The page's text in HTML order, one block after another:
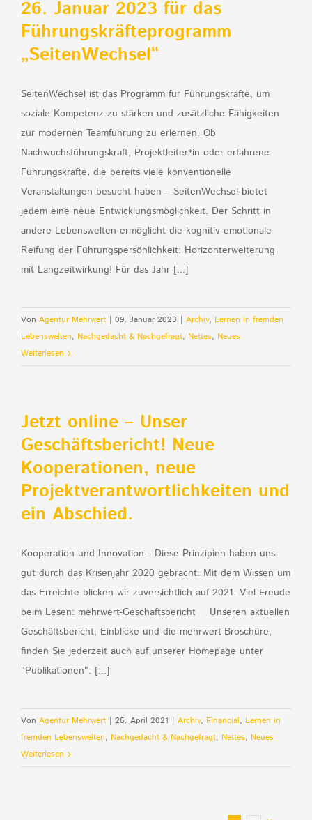
26. Januar 2023 für das
Führungskräfteprogramm
„SeitenWechsel“
SeitenWechsel ist das Programm für Führungskräfte, um
soziale Kompetenz zu stärken und zusätzliche Fähigkeiten
zur modernen Teamführung zu erlernen. Ob
Nachwuchsführungskraft, Projektleiter*in oder erfahrene
Führungskräfte, die bereits viele konventionelle
Veranstaltungen besucht haben – SeitenWechsel bietet
jedem eine neue Entwicklungsmöglichkeit. Der Schritt in
andere Lebenswelten ermöglicht die kognitiv-emotionale
Reifung der Führungspersönlichkeit: Horizonterweiterung
mit Langzeitwirkung! Für das Jahr [...]
Von Agentur Mehrwert | 09. Januar 2023 | Archiv, Lernen in fremden
Lebenswelten, Nachgedacht & Nachgefragt, Nettes, Neues
Weiterlesen
Jetzt online – Unser
Geschäftsbericht! Neue
Kooperationen, neue
Projektverantwortlichkeiten und
ein Abschied.
Kooperation und Innovation - Diese Prinzipien haben uns
gut durch das Krisenjahr 2020 gebracht. Mit dem Wissen um
das Erreichte blicken wir zuversichtlich auf 2021. Viel Freude
beim Lesen: mehrwert-Geschäftsbericht Unseren aktuellen
Geschäftsbericht, Einblicke und die mehrwert-Broschüre,
finden Sie jederzeit auch auf unserer Homepage unter
"Publikationen": [...]
Von Agentur Mehrwert | 26. April 2021 | Archiv, Financial, Lernen in
fremden Lebenswelten, Nachgedacht & Nachgefragt, Nettes, Neues
Weiterlesen